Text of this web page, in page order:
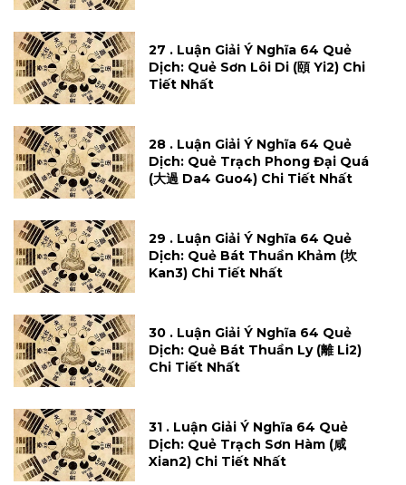
27 . Luận Giải Ý Nghĩa 64 Quẻ
Dịch: Quẻ Sơn Lôi Di (頤 Yi2) Chi
Tiết Nhất
28 . Luận Giải Ý Nghĩa 64 Quẻ
Dịch: Quẻ Trạch Phong Đại Quá
(大過 Da4 Guo4) Chi Tiết Nhất
29 . Luận Giải Ý Nghĩa 64 Quẻ
Dịch: Quẻ Bát Thuần Khảm (坎
Kan3) Chi Tiết Nhất
30 . Luận Giải Ý Nghĩa 64 Quẻ
Dịch: Quẻ Bát Thuần Ly (離 Li2)
Chi Tiết Nhất
31 . Luận Giải Ý Nghĩa 64 Quẻ
Dịch: Quẻ Trạch Sơn Hàm (咸
Xian2) Chi Tiết Nhất